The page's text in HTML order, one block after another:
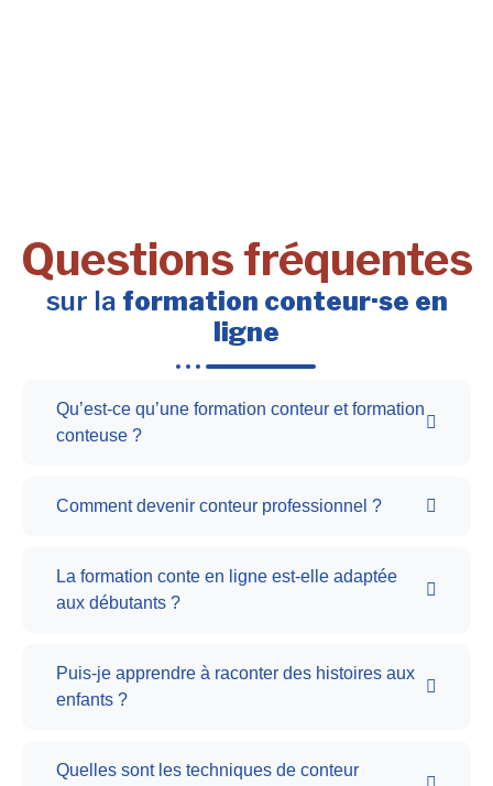
Questions fréquentes
sur la formation conteur·se en
ligne
Qu’est-ce qu’une formation conteur et formation
conteuse ?
Comment devenir conteur professionnel ?
La formation conte en ligne est-elle adaptée
aux débutants ?
Puis-je apprendre à raconter des histoires aux
enfants ?
Quelles sont les techniques de conteur